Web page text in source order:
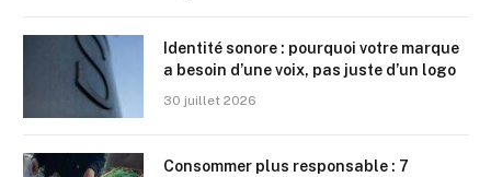
Identité sonore : pourquoi votre marque
a besoin d’une voix, pas juste d’un logo
30 juillet 2026
Consommer plus responsable : 7